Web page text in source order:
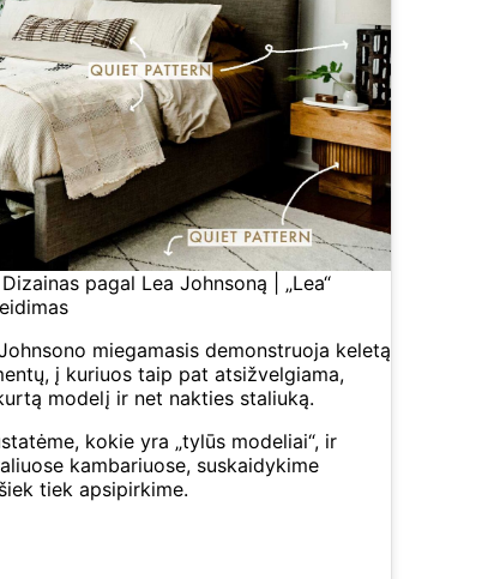
pagal Lea Johnsoną | „Lea“
miegamasis demonstruoja keletą
į kuriuos taip pat atsižvelgiama,
modelį ir net nakties staliuką.
kokie yra „tylūs modeliai“, ir
kambariuose, suskaidykime
tiek apsipirkime.